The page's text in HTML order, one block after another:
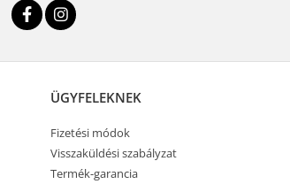
ÜGYFELEKNEK
Fizetési módok
Visszaküldési szabályzat
Termék-garancia